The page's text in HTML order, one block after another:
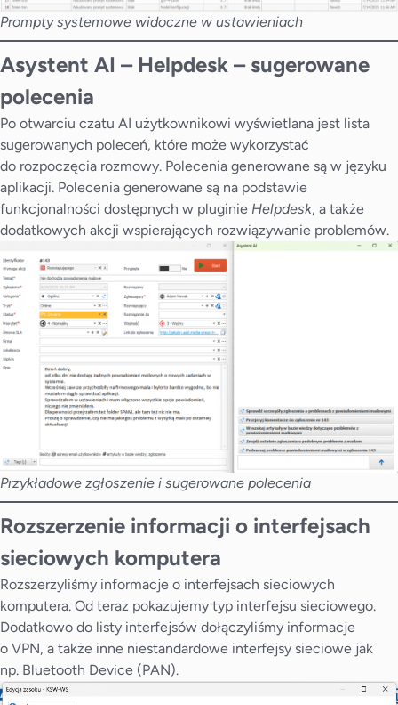
Prompty systemowe widoczne w ustawieniach
Asystent AI – Helpdesk – sugerowane
polecenia
Po otwarciu czatu AI użytkownikowi wyświetlana jest lista
sugerowanych poleceń, które może wykorzystać
do rozpoczęcia rozmowy. Polecenia generowane są w języku
aplikacji. Polecenia generowane są na podstawie
funkcjonalności dostępnych w pluginie Helpdesk, a także
dodatkowych akcji wspierających rozwiązywanie problemów.
Przykładowe zgłoszenie i sugerowane polecenia
Rozszerzenie informacji o interfejsach
sieciowych komputera
Rozszerzyliśmy informacje o interfejsach sieciowych
komputera. Od teraz pokazujemy typ interfejsu sieciowego.
Dodatkowo do listy interfejsów dołączyliśmy informacje
o VPN, a także inne niestandardowe interfejsy sieciowe jak
np. Bluetooth Device (PAN).